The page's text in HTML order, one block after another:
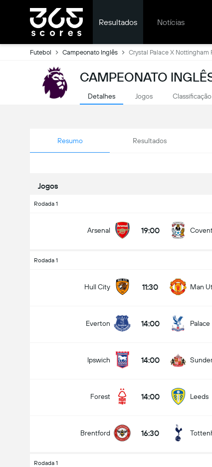
Resultados Notícias
Futebol Campeonato Inglês Crystal Palace X Nottingham
CAMPEONATO
Detalhes Jogos Classificação
Resumo Resultados
Jogos
Rodada 1
Arsenal 19:00
Rodada 1
Hull City 11:30 Man
Everton 14:00 Palace
Ipswich 14:00
Forest 14:00 Leeds
Brentford 16:30
Rodada 1
Total de Gols (2.5)
Mais que